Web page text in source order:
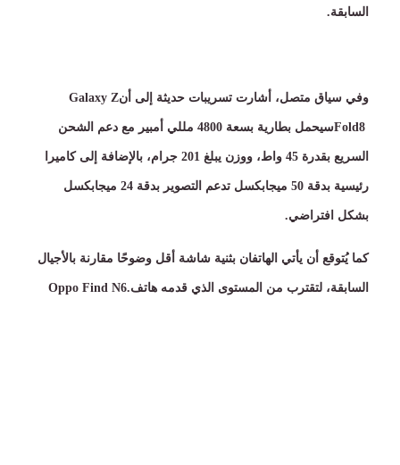
السابقة.
وفي سياق متصل، أشارت تسريبات حديثة إلى أنGalaxy Z
Fold8سيحمل بطارية بسعة 4800 مللي أمبير مع دعم الشحن
السريع بقدرة 45 واط، ووزن يبلغ 201 جرام، بالإضافة إلى كاميرا
رئيسية بدقة 50 ميجابكسل تدعم التصوير بدقة 24 ميجابكسل
بشكل افتراضي.
كما يُتوقع أن يأتي الهاتفان بثنية شاشة أقل وضوحًا مقارنة بالأجيال
السابقة، لتقترب من المستوى الذي قدمه هاتفOppo Find N6.